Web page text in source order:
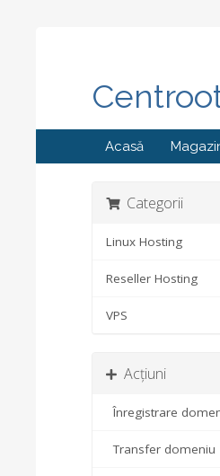
Acasă
Categorii
Linux Hosting
Reseller Hosting
VPS
Acțiuni
Înregistrare
Transfer domeniu